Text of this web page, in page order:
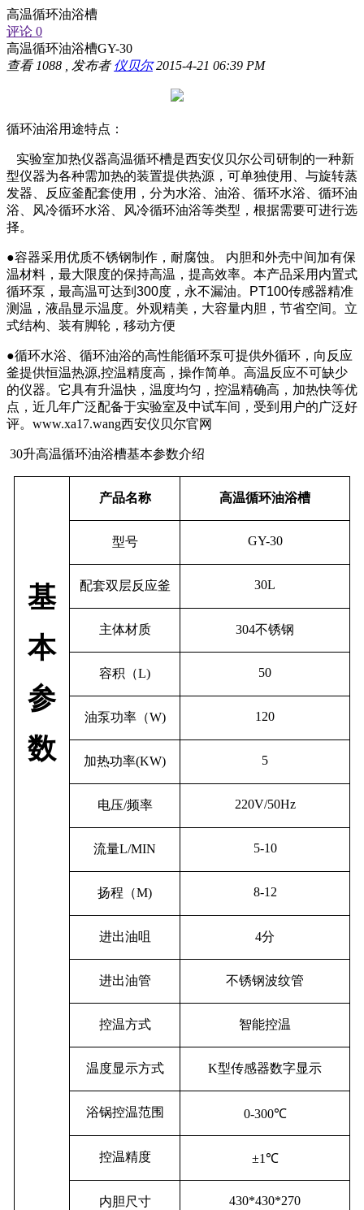
高温循环油浴槽
评论 0
高温循环油浴槽GY-30
查看 1088 , 发布者仪贝尔 2015-4-21 06:39 PM
循环油浴用途特点：
实验室加热仪器高温循环槽是西安仪贝尔公司研制的一种新
型仪器为各种需加热的装置提供热源，可单独使用、与旋转蒸
发器、反应釜配套使用，分为水浴、油浴、循环水浴、循环油
浴、风冷循环水浴、风冷循环油浴等类型，根据需要可进行选
择。
●容器采用优质不锈钢制作，耐腐蚀。
内胆和外壳中间加有保
温材料，最大限度的保持高温，提高效率。本产品采用内置式
循环泵，最高温可达到 300度，永不漏油。 PT100传感器精准
测温，液晶显示温度。外观精美，大容量内胆，节省空间。 立
式结构、装有脚轮，移动方便
●循环水浴、循环油浴的高性能循环泵可提供外循环，向反应
釜提供恒温热源,控温精度高，操作简单。 高温反应不可缺少
的仪器。它具有升温快，温度均匀，控温精确高，加热快等优
点，近几年广泛配备于实验室及中试车间，受到用户的广泛好
评。www.xa17.wang西安仪贝尔官网
30升高温循环油浴槽基本参数介绍
基
本
参
数
产品名称 高温循环油浴槽
型号 GY-30
配套双层反应釜 30L
主体材质 304不锈钢
容积（L) 50
油泵功率（W) 120
加热功率(KW) 5
电压/频率 220V/50Hz
流量L/MIN 5-10
扬程（M) 8-12
进出油咀 4分
进出油管 不锈钢波纹管
控温方式 智能控温
温度显示方式 K型传感器数字显示
浴锅控温范围 0-300℃
控温精度 ±1 ℃
内胆尺寸
430*430*270